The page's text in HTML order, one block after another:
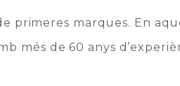
marques. En
més de 60 anys